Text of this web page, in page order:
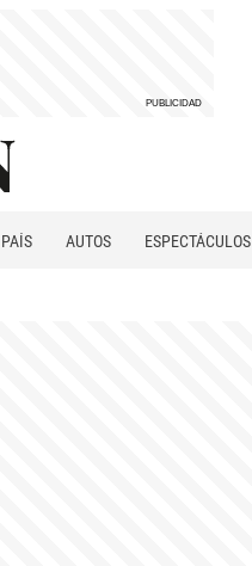
PAÍS AUTOS
ESPECTÁCULOS